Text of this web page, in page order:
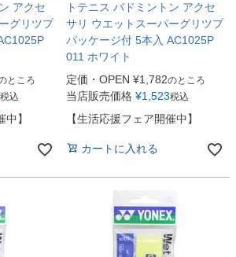
アクセ
グリツプ
ところ
税込
】
トテニス バドミントン アクセ
サリ ウエットスーパーグリツプ
パッケージ付 5本入 AC1025P
011 ホワイト
定価・OPEN ¥1,782のところ
当店販売価格 ¥1,523税込
【生活応援フェア開催中】
カートに入れる